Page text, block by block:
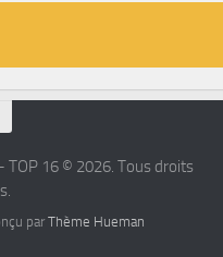
TOP 16 © 2026. Tous droits
par Thème Hueman